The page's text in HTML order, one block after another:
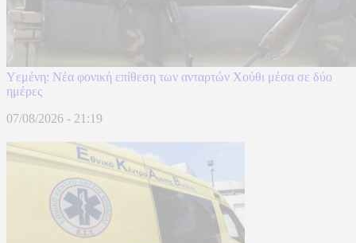
Υεμένη: Νέα φονική επίθεση των ανταρτών Χούθι μέσα σε δύο
ημέρες
07/08/2026 - 21:19